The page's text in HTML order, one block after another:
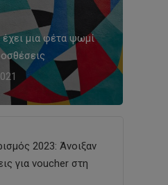
μια φέτα ψωμί
2023: Άνοιξαν
για voucher στη